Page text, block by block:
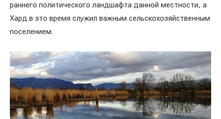
раннего политического ландшафта данной местности, а
Хард в это время служил важным сельскохозяйственным
поселением.